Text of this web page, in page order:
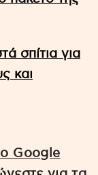
σπίτια για
και
Google